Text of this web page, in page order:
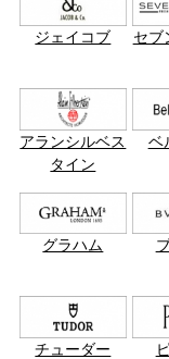
ジェイコブ
セブ
アランシルベス
タイン
ベ
グラハム
チューダー